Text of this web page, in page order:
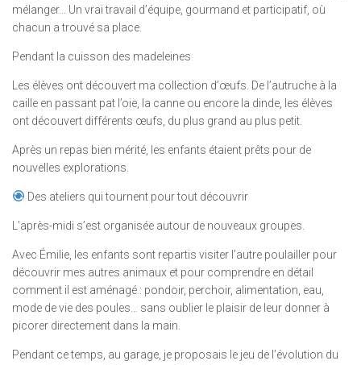
mélanger… Un vrai travail d’équipe, gourmand et participatif, où
chacun a trouvé sa place.
Pendant la cuisson des madeleines
Les élèves ont découvert ma collection d’œufs. De l’autruche à la
caille en passant pat l’oie, la canne ou encore la dinde, les élèves
ont découvert différents œufs, du plus grand au plus petit.
Après un repas bien mérité, les enfants étaient prêts pour de
nouvelles explorations.
Des ateliers qui tournent pour tout découvrir
L’après-midi s’est organisée autour de nouveaux groupes.
Avec Émilie, les enfants sont repartis visiter l’autre poulailler pour
découvrir mes autres animaux et pour comprendre en détail
comment il est aménagé : pondoir, perchoir, alimentation, eau,
mode de vie des poules… sans oublier le plaisir de leur donner à
picorer directement dans la main.
Pendant ce temps, au garage, je proposais le jeu de l’évolution du